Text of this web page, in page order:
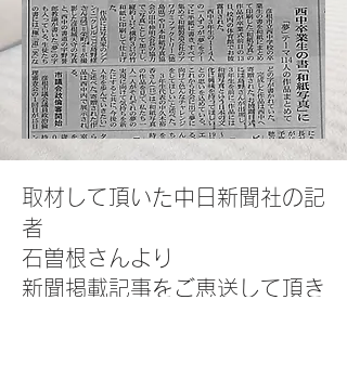
取材して頂いた中日新聞社の記
者
石曽根さんより
新聞掲載記事をご恵送して頂き